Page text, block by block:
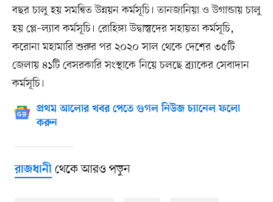
বছর চালু হয় সমন্বিত উন্নয়ন কর্মসূচি। তানজানিয়া ও উগান্ডায় চালু
হয় প্লে–ল্যাব কর্মসূচি। রোহিঙ্গা উদ্বাস্তুদের সহায়তা কর্মসূচি,
করোনা মহামারি শুরুর পর ২০২০ সাল থেকে দেশের ৩৫টি
জেলায় ৪১টি বেসরকারি সংস্থাকে নিয়ে চলছে ব্র্যাকের সেবাদান
কর্মসূচি।
প্রথম আলোর খবর পেতে গুগল নিউজ চ্যানেল ফলো
করুন
রাজধানীথেকে আরও পড়ুন